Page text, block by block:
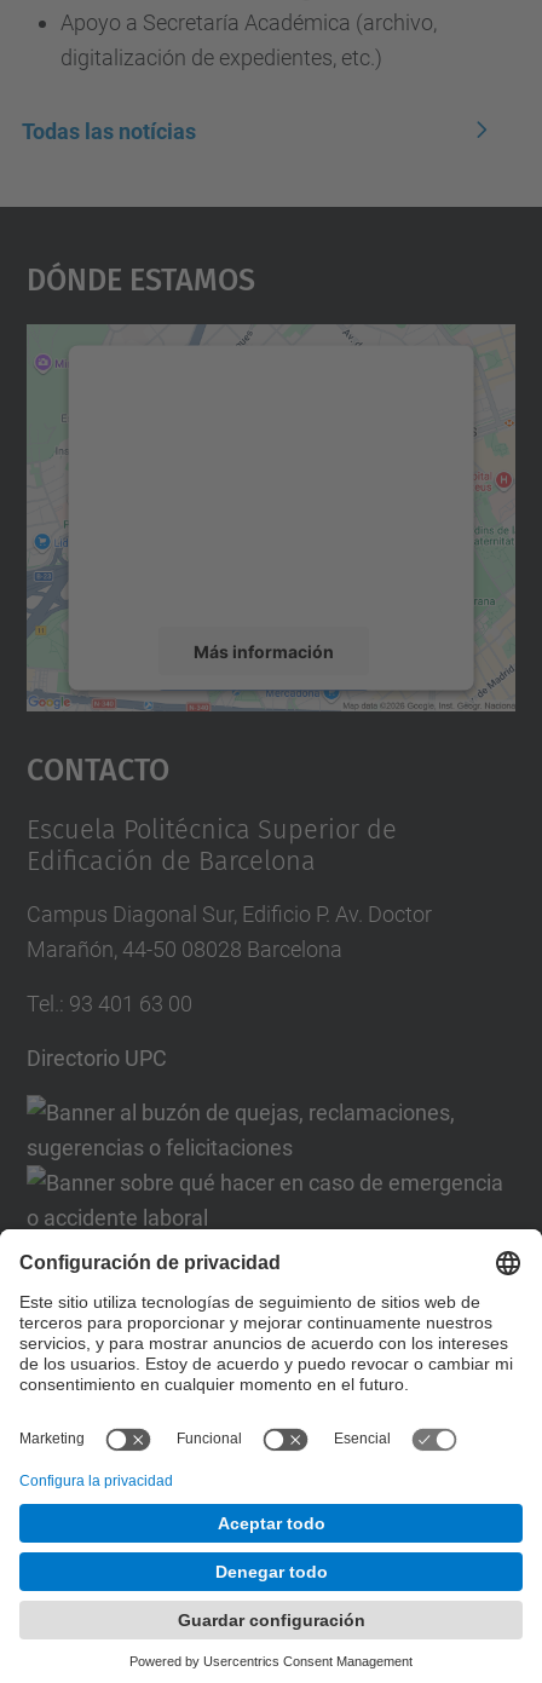
Apoyo a Secretaría Académica (archivo,
digitalización de expedientes, etc.)
Todas las notícias
Dónde Estamos
Más información
Aceptar
powered by
Contacto
Escuela Politécnica Superior de
Edificación de Barcelona
Campus Diagonal Sur, Edificio P. Av. Doctor
Marañón, 44-50 08028 Barcelona
Tel. : 93 401 63 00
Directorio UPC
Formulario de contacto
Lista Redes Sociales
Desarrollado con